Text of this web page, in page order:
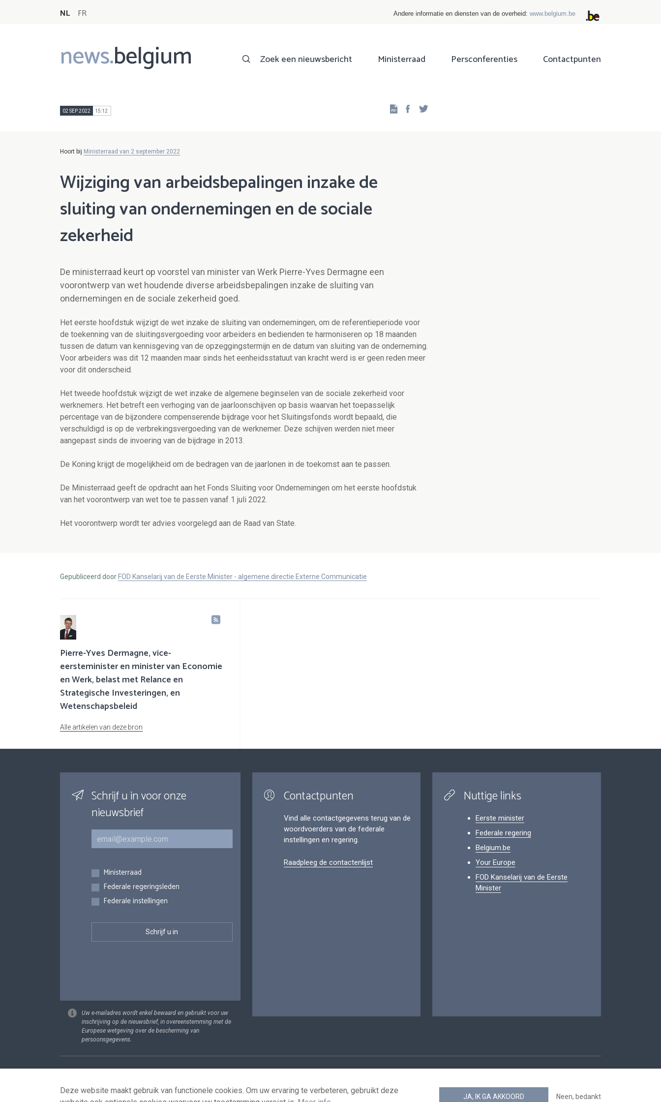
NL FR Andere informatie en diensten van de overheid: www.belgium.be
news.belgium
Main
navigation
Zoek een nieuwsbericht Ministerraad Persconferenties Contactpunten
02 SEP 2022 15:12 Facebook
Hoort bij Ministerraad van 2 september 2022
Wijziging van arbeidsbepalingen inzake de
sluiting van ondernemingen en de sociale
zekerheid
De ministerraad keurt op voorstel van minister van Werk Pierre-Yves Dermagne een
voorontwerp van wet houdende diverse arbeidsbepalingen inzake de sluiting van
ondernemingen en de sociale zekerheid goed.
Het eerste hoofdstuk wijzigt de wet inzake de sluiting van ondernemingen, om de referentieperiode voor
de toekenning van de sluitingsvergoeding voor arbeiders en bedienden te harmoniseren op 18 maanden
tussen de datum van kennisgeving van de opzeggingstermijn en de datum van sluiting van de onderneming.
Voor arbeiders was dit 12 maanden maar sinds het eenheidsstatuut van kracht werd is er geen reden meer
voor dit onderscheid.
Het tweede hoofdstuk wijzigt de wet inzake de algemene beginselen van de sociale zekerheid voor
werknemers. Het betreft een verhoging van de jaarloonschijven op basis waarvan het toepasselijk
percentage van de bijzondere compenserende bijdrage voor het Sluitingsfonds wordt bepaald, die
verschuldigd is op de verbrekingsvergoeding van de werknemer. Deze schijven werden niet meer
aangepast sinds de invoering van de bijdrage in 2013.
De Koning krijgt de mogelijkheid om de bedragen van de jaarlonen in de toekomst aan te passen.
De Ministerraad geeft de opdracht aan het Fonds Sluiting voor Ondernemingen om het eerste hoofdstuk
van het voorontwerp van wet toe te passen vanaf 1 juli 2022.
Het voorontwerp wordt ter advies voorgelegd aan de Raad van State.
Gepubliceerd door FOD Kanselarij van de Eerste Minister - algemene directie Externe Communicatie
Pierre-Yves Dermagne, vice-
eersteminister en minister van Economie
en Werk, belast met Relance en
Strategische Investeringen, en
Wetenschapsbeleid
Alle artikelen van deze bron
Schrijf u in voor onze
nieuwsbrief
E-mail
Inschrijvingen
Ministerraad
Federale regeringsleden
Federale instellingen
Uw e-mailadres wordt enkel bewaard en gebruikt voor uw
inschrijving op de nieuwsbrief, in overeenstemming met de
Europese wetgeving over de bescherming van
persoonsgegevens.
Contactpunten
Vind alle contactgegevens terug van de
woordvoerders van de federale
instellingen en regering.
Raadpleeg de contactenlijst
Nuttige links
Eerste minister
Federale regering
Belgium.be
Your Europe
FOD Kanselarij van de Eerste
Minister
Footer
Deze website maakt gebruik van functionele cookies. Om uw ervaring te verbeteren, gebruikt deze
JA, IK GA AKKOORD Neen, bedankt